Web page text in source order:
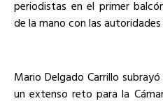
periodistas en el primer
de la mano con las
Mario Delgado Carrillo
un extenso reto para la